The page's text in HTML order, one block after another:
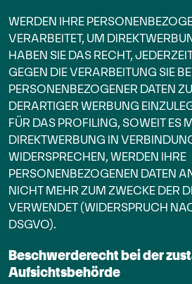
WERDEN IHRE
VERARBEITET, UM
HABEN SIE DAS RECHT,
GEGEN DIE VERARBEITUNG SIE
PERSONENBEZOGENER DATEN
DERARTIGER WERBUNG
FÜR DAS PROFILING, SOWEIT ES
DIREKTWERBUNG IN
WIDERSPRECHEN, WERDEN IHRE
PERSONENBEZOGENEN DATEN
NICHT MEHR ZUM ZWECKE DER
VERWENDET (WIDERSPRUCH
DSGVO).
Beschwerde­recht bei der
Aufsichts­behörde